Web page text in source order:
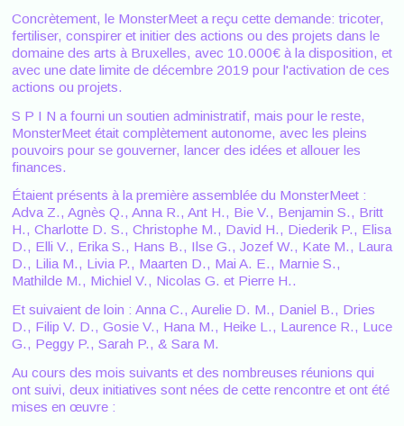
Concrètement, le MonsterMeet a reçu cette demande: tricoter,
fertiliser, conspirer et initier des actions ou des projets dans le
domaine des arts à Bruxelles, avec 10.000€ à la disposition, et
avec une date limite de décembre 2019 pour l'activation de ces
actions ou projets.
S P I N a fourni un soutien administratif, mais pour le reste,
MonsterMeet était complètement autonome, avec les pleins
pouvoirs pour se gouverner, lancer des idées et allouer les
finances.
Étaient présents à la première assemblée du MonsterMeet :
Adva Z., Agnès Q., Anna R., Ant H., Bie V., Benjamin S., Britt
H., Charlotte D. S., Christophe M., David H., Diederik P., Elisa
D., Elli V., Erika S., Hans B., Ilse G., Jozef W., Kate M., Laura
D., Lilia M., Livia P., Maarten D., Mai A. E., Marnie S.,
Mathilde M., Michiel V., Nicolas G. et Pierre H..
Et suivaient de loin : Anna C., Aurelie D. M., Daniel B., Dries
D., Filip V. D., Gosie V., Hana M., Heike L., Laurence R., Luce
G., Peggy P., Sarah P., & Sara M.
Au cours des mois suivants et des nombreuses réunions qui
ont suivi, deux initiatives sont nées de cette rencontre et ont été
mises en œuvre :